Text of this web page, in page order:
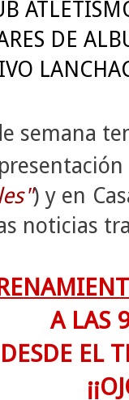
DE
semana
) y en
noticias
A LAS
DESDE EL